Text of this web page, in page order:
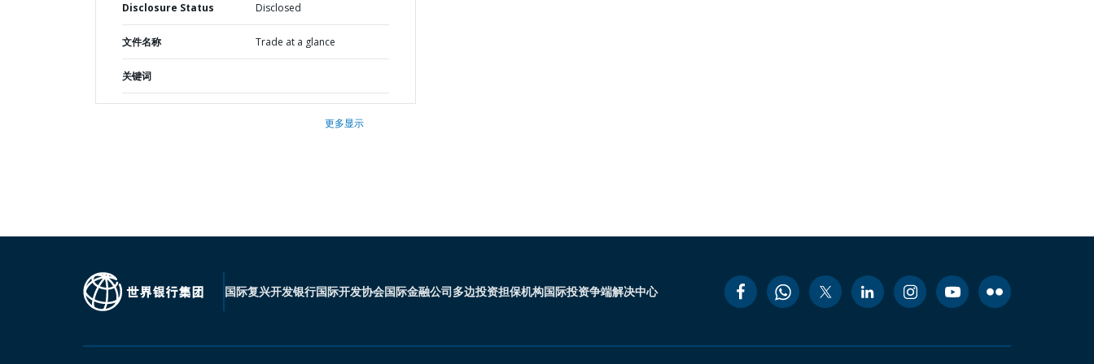
Disclosure Status Disclosed
文件名称 Trade at a glance
关键词
更多显示
国际复兴开发银行国际开发协会国际金融公司多边投资担保机构国际投资争端解决中心